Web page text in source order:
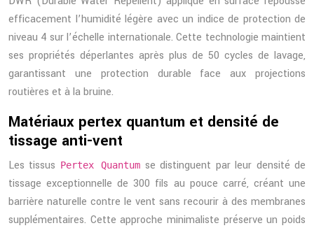
efficacement l’humidité légère avec un indice de protection de
niveau 4 sur l’échelle internationale. Cette technologie maintient
ses propriétés déperlantes après plus de 50 cycles de lavage,
garantissant une protection durable face aux projections
routières et à la bruine.
Matériaux pertex quantum et densité de
tissage anti-vent
Les tissus Pertex Quantum se distinguent par leur densité de
tissage exceptionnelle de 300 fils au pouce carré, créant une
barrière naturelle contre le vent sans recourir à des membranes
supplémentaires. Cette approche minimaliste préserve un poids